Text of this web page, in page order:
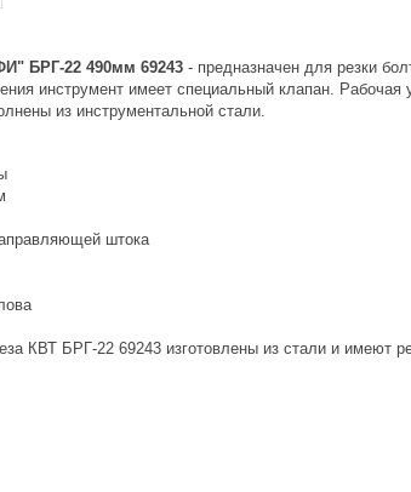
БРГ-22 490мм 69243 - предназначен для резки
инструмент имеет специальный клапан.
из инструментальной стали.
штока
КВТ БРГ-22 69243 изготовлены из стали и имеют